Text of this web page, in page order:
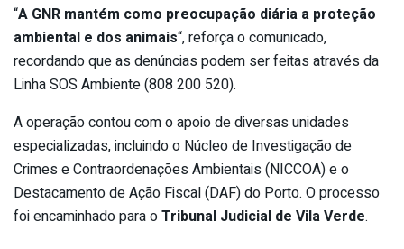
“A GNR mantém como preocupação diária a proteção
ambiental e dos animais“, reforça o comunicado,
recordando que as denúncias podem ser feitas através da
Linha SOS Ambiente (808 200 520).
A operação contou com o apoio de diversas unidades
especializadas, incluindo o Núcleo de Investigação de
Crimes e Contraordenações Ambientais (NICCOA) e o
Destacamento de Ação Fiscal (DAF) do Porto. O processo
foi encaminhado para oTribunal Judicial de Vila Verde.